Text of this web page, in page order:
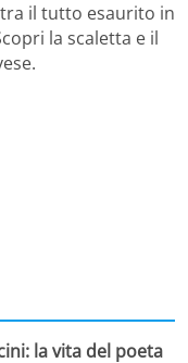
il tutto esaurito in
la scaletta e il
la vita del poeta